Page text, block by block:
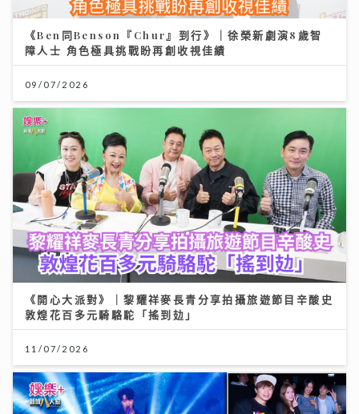
《Ben同Benson『Chur』到行》｜徐榮新劇演8歲智
障人士 角色極具挑戰盼再創收視佳績
09/07/2026
《開心大派對》｜黎耀祥麥長青分享拍攝旅遊節目辛酸史
敦煌花百多元騎駱駝「搖到攰」
11/07/2026